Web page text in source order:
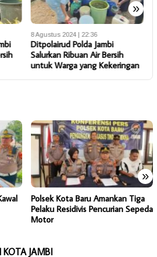
»
8 Agustus 2024 | 22:36
Ditpolairud Polda Jambi
Salurkan Ribuan Air Bersih
untuk Warga yang Kekeringan
»
Polsek Kota Baru Amankan Tiga
Pelaku Residivis Pencurian Sepeda
Motor
KOTA JAMBI